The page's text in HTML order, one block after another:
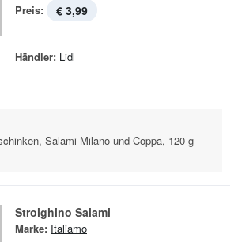
Preis: € 3,99
Händler: Lidl
Salami Milano und Coppa, 120 g
Strolghino Salami
Marke: Italiamo